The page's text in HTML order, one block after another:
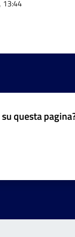
13:44
questa